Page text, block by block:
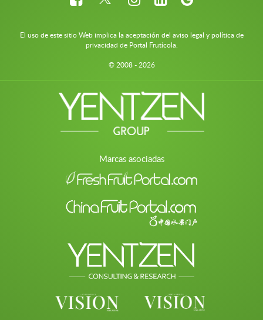
El uso de este sitio Web implica la aceptación del aviso legal y política de
privacidad de Portal Frutícola.
© 2008 - 2026
Marcas asociadas